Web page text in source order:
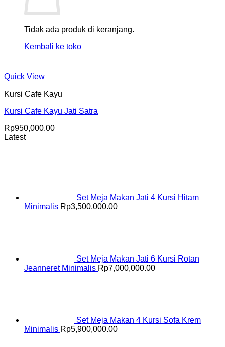
Tidak ada produk di keranjang.
Kembali ke toko
Quick View
Kursi Cafe Kayu
Kursi Cafe Kayu Jati Satra
Rp950,000.00
Latest
Set Meja Makan Jati 4 Kursi Hitam
Minimalis Rp3,500,000.00
Set Meja Makan Jati 6 Kursi Rotan
Jeanneret Minimalis Rp7,000,000.00
Set Meja Makan 4 Kursi Sofa Krem
Minimalis Rp5,900,000.00